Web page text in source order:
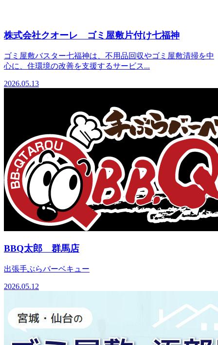
株式会社クオーレ ゴミ屋敷片付け七福神
ゴミ屋敷バスター七福神は、不用品回収やゴミ屋敷清掃を中
心に、住環境の改善を支援するサービス...
2026.05.13
BBQ太郎 群馬店
出張手ぶらバーベキュー
2026.05.12